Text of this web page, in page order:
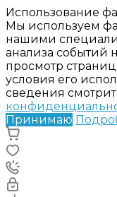
Использование
Мы используем
нашими
анализа событий
просмотр
условия его
сведения
Принимаю